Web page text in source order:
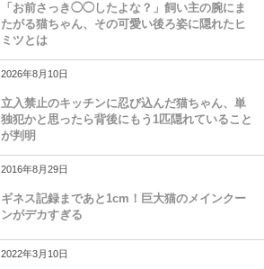
「お前さっき◯◯したよな？」飼い主の腕にま
たがる猫ちゃん、その可愛い後ろ姿に隠れたヒ
ミツとは
2026年8月10日
立入禁止のキッチンに忍び込んだ猫ちゃん、単
独犯かと思ったら背後にもう1匹隠れていること
が判明
2016年8月29日
ギネス記録まであと1cm！巨大猫のメインクー
ンがデカすぎる
2022年3月10日